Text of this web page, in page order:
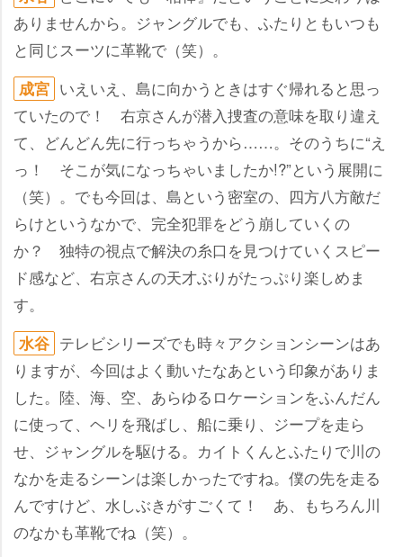
ありませんから。ジャングルでも、ふたりともいつも
と同じスーツに革靴で（笑）。
成宮 いえいえ、島に向かうときはすぐ帰れると思っ
ていたので！ 右京さんが潜入捜査の意味を取り違え
て、どんどん先に行っちゃうから……。そのうちに“え
っ！ そこが気になっちゃいましたか!?”という展開に
（笑）。でも今回は、島という密室の、四方八方敵だ
らけというなかで、完全犯罪をどう崩していくの
か？ 独特の視点で解決の糸口を見つけていくスピー
ド感など、右京さんの天才ぶりがたっぷり楽しめま
す。
水谷 テレビシリーズでも時々アクションシーンはあ
りますが、今回はよく動いたなあという印象がありま
した。陸、海、空、あらゆるロケーションをふんだん
に使って、ヘリを飛ばし、船に乗り、ジープを走ら
せ、ジャングルを駆ける。カイトくんとふたりで川の
なかを走るシーンは楽しかったですね。僕の先を走る
んですけど、水しぶきがすごくて！ あ、もちろん川
のなかも革靴でね（笑）。